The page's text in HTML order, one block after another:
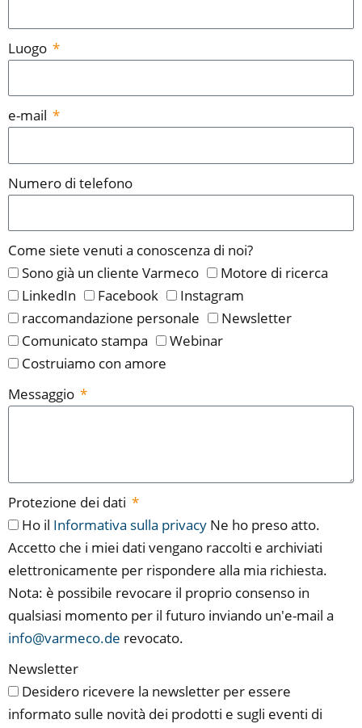
Luogo
e-mail
Numero di telefono
Come siete venuti a conoscenza di noi?
Sono già un cliente Varmeco
Motore di ricerca
LinkedIn
Facebook
Instagram
raccomandazione personale
Newsletter
Comunicato stampa
Webinar
Costruiamo con amore
Messaggio
Protezione dei dati
Ho il Informativa sulla privacy Ne ho preso atto.
Accetto che i miei dati vengano raccolti e archiviati
elettronicamente per rispondere alla mia richiesta.
Nota: è possibile revocare il proprio consenso in
qualsiasi momento per il futuro inviando un'e-mail a
info@varmeco.de revocato.
Newsletter
Desidero ricevere la newsletter per essere
informato sulle novità dei prodotti e sugli eventi di